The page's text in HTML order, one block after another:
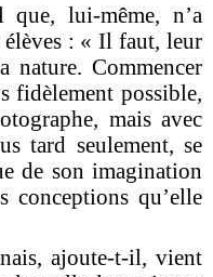
que, lui-même, n’a
élèves : « Il faut, leur
Commencer
fidèlement possible,
mais avec
tard seulement, se
de son imagination
conceptions qu’elle
ajoute-t-il, vient